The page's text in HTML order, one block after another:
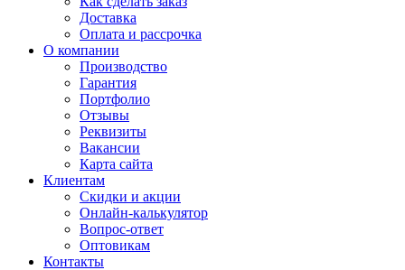
Доставка
Оплата и рассрочка
О компании
Производство
Гарантия
Портфолио
Отзывы
Реквизиты
Вакансии
Карта сайта
Клиентам
Скидки и акции
Онлайн-калькулятор
Вопрос-ответ
Оптовикам
Контакты